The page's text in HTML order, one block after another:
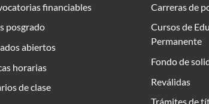
financiables
posgrado
abiertos
horarias
de clase
Carreras de
Cursos de
Permanente
Fondo de
Reválidas
Trámites de